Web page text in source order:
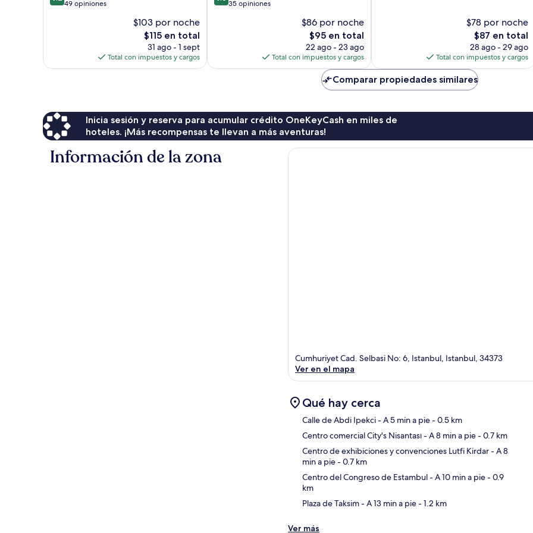
de 49 opiniones
$103 por noche
El
precio
actual
es
$115 en total
31 ago - 1 sept
Total con impuestos y cargos
de 35 opiniones
$86 por noche
El
precio
actual
es
$95
$95 en total
22 ago - 23 ago
Total con impuestos y cargos
$78 por noche
El
precio
actual
es
de
$87
$87 en total
28 ago - 29 ago
Total con impuestos y cargos
Comparar propiedades similares
Inicia sesión y reserva para acumular crédito OneKeyCash en miles de
hoteles. ¡Más recompensas te llevan a más aventuras!
Información de la zona
Cumhuriyet Cad. Selbasi No: 6, Istanbul, Istanbul, 34373
Ver en el mapa
Qué hay cerca
Calle de Abdi Ipekci- A 5 min a pie- 0.5 km
Centro comercial City's Nisantası- A 8 min a pie- 0.7 km
Centro de exhibiciones y convenciones Lutfi Kirdar- A 8
min a pie- 0.7 km
Centro del Congreso de Estambul- A 10 min a pie- 0.9
km
Plaza de Taksim- A 13 min a pie- 1.2 km
Ver más